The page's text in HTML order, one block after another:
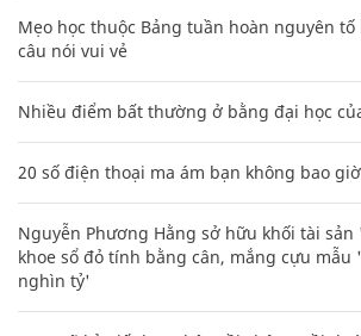
Mẹo học thuộc Bảng tuần hoàn nguyên
câu nói vui vẻ
Nhiều điểm bất thường ở bằng đại học
20 số điện thoại ma ám bạn không bao
Nguyễn Phương Hằng sở hữu khối tài
khoe sổ đỏ tính bằng cân, mắng cựu mẫu
nghìn tỷ'